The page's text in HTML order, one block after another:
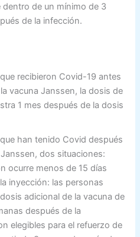
de un mínimo de 3
de la infección.
recibieron Covid-19 antes
vacuna Janssen, la dosis de
1 mes después de la dosis
han tenido Covid después
dos situaciones:
ocurre menos de 15 días
inyección: las personas
adicional de la vacuna de
después de la
elegibles para el refuerzo de